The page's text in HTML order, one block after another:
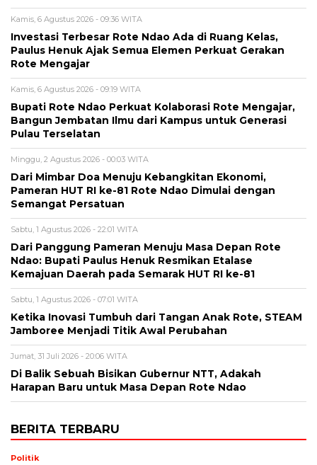
Kamis, 6 Agustus 2026 - 09:36 WITA
Investasi Terbesar Rote Ndao Ada di Ruang Kelas,
Paulus Henuk Ajak Semua Elemen Perkuat Gerakan
Rote Mengajar
Kamis, 6 Agustus 2026 - 09:19 WITA
Bupati Rote Ndao Perkuat Kolaborasi Rote Mengajar,
Bangun Jembatan Ilmu dari Kampus untuk Generasi
Pulau Terselatan
Minggu, 2 Agustus 2026 - 00:03 WITA
Dari Mimbar Doa Menuju Kebangkitan Ekonomi,
Pameran HUT RI ke-81 Rote Ndao Dimulai dengan
Semangat Persatuan
Sabtu, 1 Agustus 2026 - 22:01 WITA
Dari Panggung Pameran Menuju Masa Depan Rote
Ndao: Bupati Paulus Henuk Resmikan Etalase
Kemajuan Daerah pada Semarak HUT RI ke-81
Sabtu, 1 Agustus 2026 - 07:01 WITA
Ketika Inovasi Tumbuh dari Tangan Anak Rote, STEAM
Jamboree Menjadi Titik Awal Perubahan
Jumat, 31 Juli 2026 - 20:06 WITA
Di Balik Sebuah Bisikan Gubernur NTT, Adakah
Harapan Baru untuk Masa Depan Rote Ndao
BERITA TERBARU
Politik